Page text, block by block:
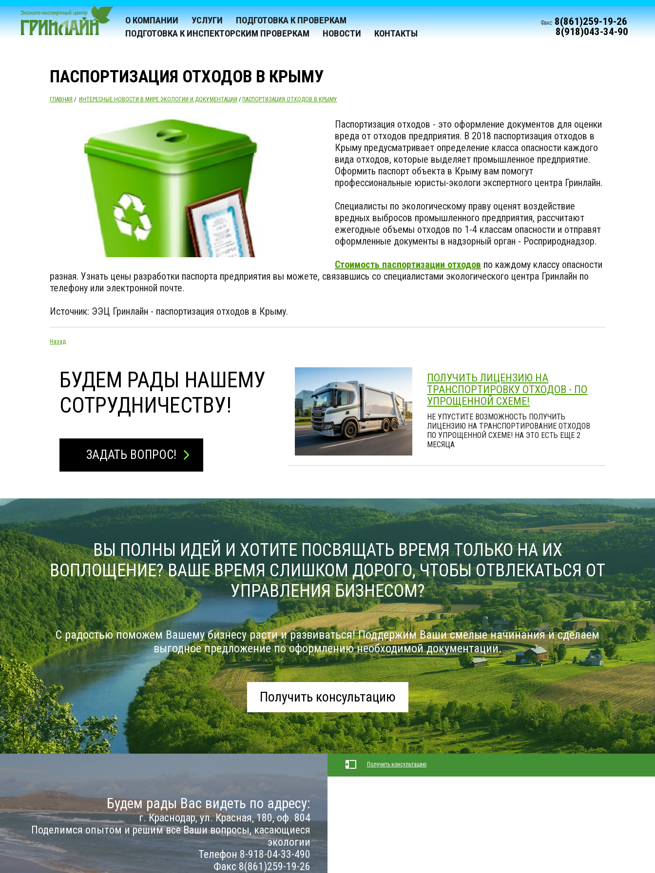
О КОМПАНИИ УСЛУГИ
ПОДГОТОВКА К ПРОВЕРКАМ
ПОДГОТОВКА К ИНСПЕКТОРСКИМ ПРОВЕРКАМ
НОВОСТИ КОНТАКТЫ
Факс 8(861)259-19-26
8(918)043-34-90
ПАСПОРТИЗАЦИЯ ОТХОДОВ В КРЫМУ
ГЛАВНАЯ / ИНТЕРЕСНЫЕ НОВОСТИ В МИРЕ ЭКОЛОГИИ И ДОКУМЕНТАЦИИ / ПАСПОРТИЗАЦИЯ ОТХОДОВ В КРЫМУ
Паспортизация отходов - это оформление документов для оценки
вреда от отходов предприятия. В 2018 паспортизация отходов в
Крыму предусматривает определение класса опасности каждого
вида отходов, которые выделяет промышленное предприятие.
Оформить паспорт объекта в Крыму вам помогут
профессиональные юристы-экологи экспертного центра Гринлайн.
Специалисты по экологическому праву оценят воздействие
вредных выбросов промышленного предприятия, рассчитают
ежегодные объемы отходов по 1-4 классам опасности и отправят
оформленные документы в надзорный орган - Росприроднадзор.
Стоимость паспортизации отходов по каждому классу опасности
разная. Узнать цены разработки паспорта предприятия вы можете, связавшись со специалистами экологического центра Гринлайн по
телефону или электронной почте.
Источник: ЭЭЦ Гринлайн - паспортизация отходов в Крыму.
Назад
БУДЕМ РАДЫ НАШЕМУ
СОТРУДНИЧЕСТВУ!
ЗАДАТЬ ВОПРОС!
ПОЛУЧИТЬ ЛИЦЕНЗИЮ НА
ТРАНСПОРТИРОВКУ ОТХОДОВ - ПО
УПРОЩЕННОЙ СХЕМЕ!
НЕ УПУСТИТЕ ВОЗМОЖНОСТЬ ПОЛУЧИТЬ
ЛИЦЕНЗИЮ НА ТРАНСПОРТИРОВАНИЕ ОТХОДОВ
ПО УПРОЩЕННОЙ СХЕМЕ! НА ЭТО ЕСТЬ ЕЩЕ 2
МЕСЯЦА
ВЫ ПОЛНЫ ИДЕЙ И ХОТИТЕ ПОСВЯЩАТЬ ВРЕМЯ ТОЛЬКО НА ИХ
ВОПЛОЩЕНИЕ? ВАШЕ ВРЕМЯ СЛИШКОМ ДОРОГО, ЧТОБЫ ОТВЛЕКАТЬСЯ ОТ
УПРАВЛЕНИЯ БИЗНЕСОМ?
С радостью поможем Вашему бизнесу расти и развиваться! Поддержим Ваши смелые начинания и сделаем
выгодное предложение по оформлению необходимой документации.
Получить консультацию
Будем рады Вас видеть по адресу:
г. Краснодар, ул. Красная, 180, оф. 804
Поделимся опытом и решим все Ваши вопросы, касающиеся
экологии
Телефон 8-918-04-33-490
Факс 8(861)259-19-26
Получить консультацию